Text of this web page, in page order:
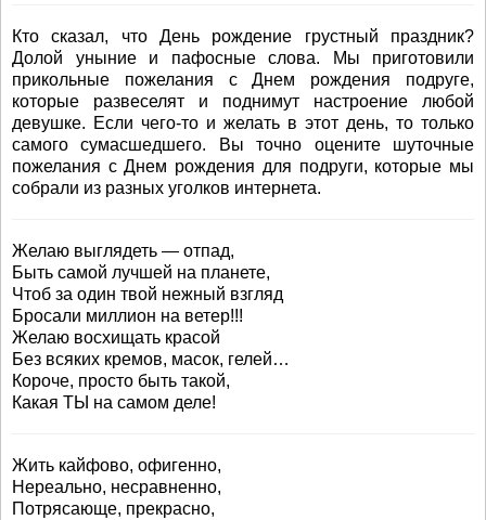
Кто сказал, что День рождение грустный праздник?
Долой уныние и пафосные слова. Мы приготовили
прикольные пожелания с Днем рождения подруге,
которые развеселят и поднимут настроение любой
девушке. Если чего-то и желать в этот день, то только
самого сумасшедшего. Вы точно оцените шуточные
пожелания с Днем рождения для подруги, которые мы
собрали из разных уголков интернета.
Желаю выглядеть — отпад,
Быть самой лучшей на планете,
Чтоб за один твой нежный взгляд
Бросали миллион на ветер!!!
Желаю восхищать красой
Без всяких кремов, масок, гелей…
Короче, просто быть такой,
Какая ТЫ на самом деле!
Жить кайфово, офигенно,
Нереально, несравненно,
Потрясающе, прекрасно,